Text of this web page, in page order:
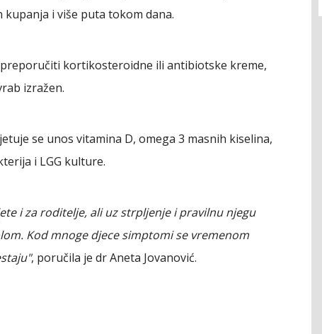
i više puta tokom dana.
kortikosteroidne ili antibiotske kreme,
izražen.
se unos vitamina D, omega 3 masnih kiselina,
i LGG kulture.
i za roditelje, ali uz strpljenje i pravilnu njegu
Kod mnoge djece simptomi se vremenom
, poručila je dr Aneta Jovanović.